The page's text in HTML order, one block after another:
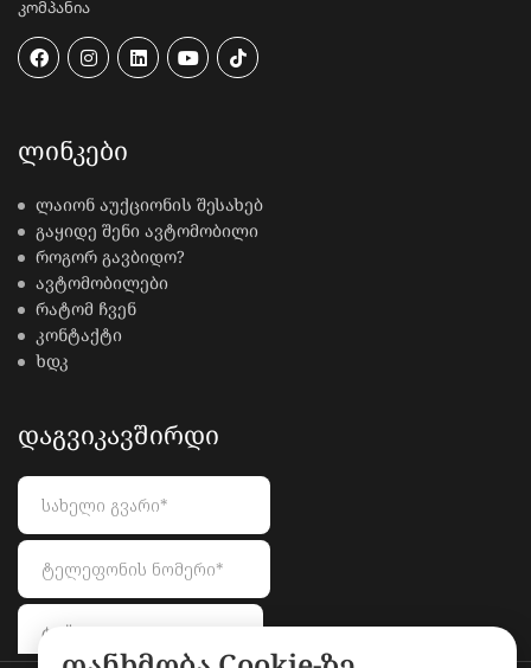
კომპანია
ᲚᲘᲜᲙᲔᲑᲘ
ლაიონ აუქციონის შესახებ
გაყიდე შენი ავტომობილი
როგორ გავბიდო?
ავტომობილები
რატომ ჩვენ
კონტაქტი
ხდკ
ᲓᲐᲒᲕᲘᲙᲐᲕᲨᲘᲠᲓᲘ